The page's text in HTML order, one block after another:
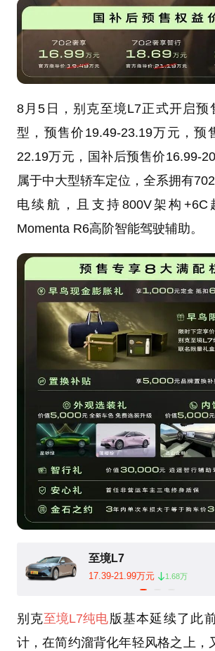
8月5日，别克至境L7正式开启预
型，预售价19.49-23.19万元，预
22.19万元，国补后预售价16.99-
属于中大型轿车定位，全系拥有
电续航，且支持800V架构+6C
Momenta R6高阶智能驾驶辅助。
至境L7
17.39-21.99万元 1.68万
别克至境L7纯电版基本延续了此
计，在简约溜背化年轻风格之上，